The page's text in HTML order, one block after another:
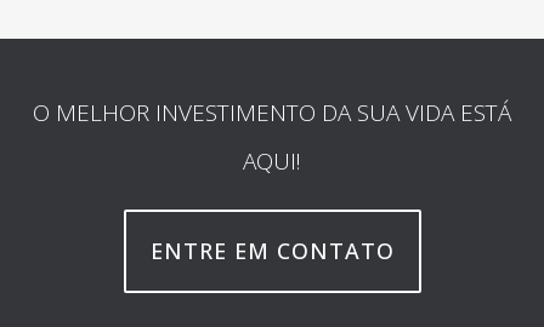
O MELHOR INVESTIMENTO DA SUA VIDA ESTÁ
AQUI!
ENTRE EM CONTATO